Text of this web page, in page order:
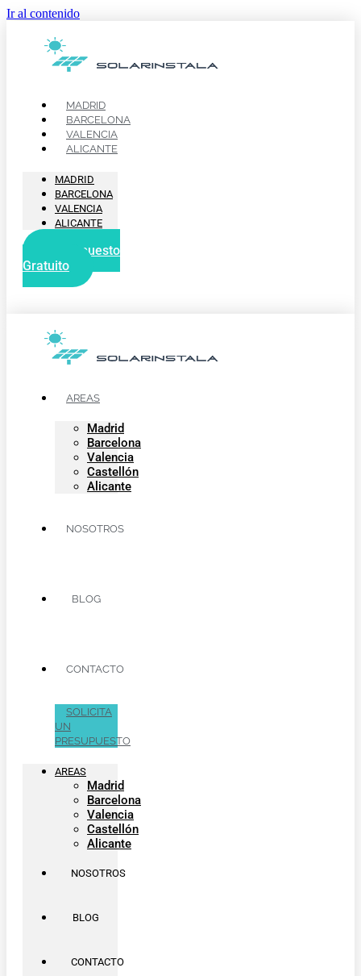
Ir al contenido
MADRID
BARCELONA
VALENCIA
ALICANTE
MADRID
BARCELONA
VALENCIA
ALICANTE
Presupuesto
Gratuito
AREAS
Madrid
Barcelona
Valencia
Castellón
Alicante
NOSOTROS
BLOG
CONTACTO
SOLICITA
UN
PRESUPUESTO
AREAS
Madrid
Barcelona
Valencia
Castellón
Alicante
NOSOTROS
BLOG
CONTACTO